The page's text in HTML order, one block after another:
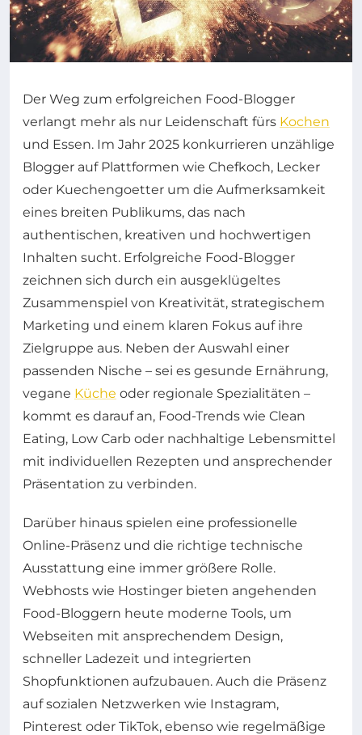
Der Weg zum erfolgreichen Food-Blogger
verlangt mehr als nur Leidenschaft fürs Kochen
und Essen. Im Jahr 2025 konkurrieren unzählige
Blogger auf Plattformen wie Chefkoch, Lecker
oder Kuechengoetter um die Aufmerksamkeit
eines breiten Publikums, das nach
authentischen, kreativen und hochwertigen
Inhalten sucht. Erfolgreiche Food-Blogger
zeichnen sich durch ein ausgeklügeltes
Zusammenspiel von Kreativität, strategischem
Marketing und einem klaren Fokus auf ihre
Zielgruppe aus. Neben der Auswahl einer
passenden Nische – sei es gesunde Ernährung,
vegane Küche oder regionale Spezialitäten –
kommt es darauf an, Food-Trends wie Clean
Eating, Low Carb oder nachhaltige Lebensmittel
mit individuellen Rezepten und ansprechender
Präsentation zu verbinden.
Darüber hinaus spielen eine professionelle
Online-Präsenz und die richtige technische
Ausstattung eine immer größere Rolle.
Webhosts wie Hostinger bieten angehenden
Food-Bloggern heute moderne Tools, um
Webseiten mit ansprechendem Design,
schneller Ladezeit und integrierten
Shopfunktionen aufzubauen. Auch die Präsenz
auf sozialen Netzwerken wie Instagram,
Pinterest oder TikTok, ebenso wie regelmäßige